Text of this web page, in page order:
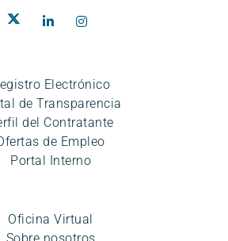
Electrónico
de Transparencia
del Contratante
de Empleo
Portal Interno
Oficina Virtual